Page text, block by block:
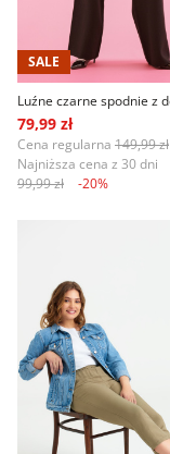
SALE
79,99 zł
Cena regularna 149,99 zł
Najniższa cena z 30 dni
99,99 zł
-20%